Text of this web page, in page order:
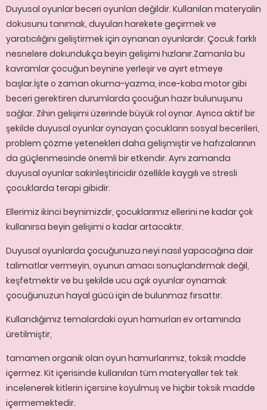
Duyusal oyunlar beceri oyunları değildir. Kullanılan materyalin
dokusunu tanımak, duyuları harekete geçirmek ve
yaratıcılığını geliştirmek için oynanan oyunlardır. Çocuk farklı
nesnelere dokundukça beyin gelişimi hızlanır.Zamanla bu
kavramlar çocuğun beynine yerleşir ve ayırt etmeye
başlar.İşte o zaman okuma-yazma, ince-kaba motor gibi
beceri gerektiren durumlarda çocuğun hazır bulunuşunu
sağlar. Zihin gelişimi üzerinde büyük rol oynar. Ayrıca aktif bir
şekilde duyusal oyunlar oynayan çocukların sosyal becerileri,
problem çözme yetenekleri daha gelişmiştir ve hafızalarının
da güçlenmesinde önemli bir etkendir. Aynı zamanda
duyusal oyunlar sakinleştiricidir özellikle kaygılı ve stresli
çocuklarda terapi gibidir.
Ellerimiz ikinci beynimizdir, çocuklarımız ellerini ne kadar çok
kullanırsa beyin gelişimi o kadar artacaktır.
Duyusal oyunlarda çocuğunuza neyi nasıl yapacağına dair
talimatlar vermeyin, oyunun amacı sonuçlandırmak değil,
keşfetmektir ve bu şekilde ucu açık oyunlar oynamak
çocuğunuzun hayal gücü için de bulunmaz fırsattır.
Kullandığımız temalardaki oyun hamurları ev ortamında
üretilmiştir,
tamamen organik olan oyun hamurlarımız, toksik madde
içermez. Kit içerisinde kullanılan tüm materyaller tek tek
incelenerek kitlerin içersine koyulmuş ve hiçbir toksik madde
içermemektedir.